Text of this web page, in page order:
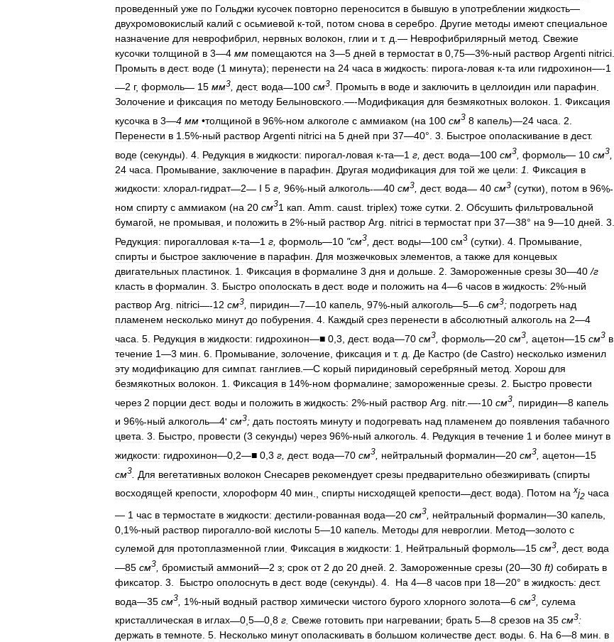
проведенный уже по Гольджи кусочек повторно переносится в бывшую в употреблении жидкость—
двухромовокислый калий с осьмиевой к-той потом снова в серебро Другие методы имеют специальное
назначение для неврофибрил нервных волокон глии и т. д .— Неврофибрилярный метод Свежие
кусочки толщиной в 3—4 мм помещаются на 3—5 дней в термостат в 0 75—3%-ный раствор Argenti nitrici
Промыть в дест. воде (1 минута); перенести на 24 часа в жидкость: пирога-ловая к-та или гидрохинон—-1
—2 г, формоль— 15 мм3, дест. вода—100 см3. Промыть в воде и заключить в целлоидин или парафин
Золочение и фиксация по методу Белыновского.—-Модификация для безмякотных волокон. 1. Фиксация
кусочка в 3—4 мм •толщиной в 96%-ном алкоголе с аммиаком (на 100 см3 8 капель)—24 часа 2
Перенести в 1 5%-ный раствор Argenti nitrici на 5 дней при 37—40°. 3 Быстрое ополаскивание в дест.
воде (секунды). 4 Редукция в жидкости: пирогал-ловая к-та—1 г дест. вода—100 см3 формоль— 10 см3
24 часа Промывание заключение в парафин Другая модификация для той же цели: 1 Фиксация в
жидкости: хлорал-гидрат—2— I 5 г 96%-ный алкоголь-—40 см3, дест. вода— 40 см3 (сутки), потом в 96%-
ном спирту с аммиаком (на 20 см31 кап Amm caust triplex) тоже сутки 2 Обсушить фильтровальной
бумагой
не промывая и положить в 2%-ный раствор Arg nitrici в термостат при 37—38° на 9—10 дней 3
Редукция: пирогалловая к-та—1 г формоль—10 "см3 дест. воды—100 см3 (сутки). 4 Промывание
спирты и быстрое заключение в парафин Для мозжечковых элементов а также для концевых
двигательных пластинок 1 Фиксация в формалине 3 дня и дольше 2 Замороженные срезы 30—40 /г
класть в формалин 3 Быстро ополоскать в дест. воде и положить на 4—6 часов в жидкость: 2%-ный
раствор Arg nitrici—-12 см3, пиридин—7—10 капель 97%-ный алкоголь—5—6 см3; подогреть над
пламенем несколько минут до побурения. 4. Каждый срез перенести в абсолютный алкоголь на 2—4
часа 5 Редукция в жидкости: гидрохинон—■ 0 3 дест. вода—70 см3 формоль—20 см3 ацетон—15 см3 в
течение 1—3 мин 6 Промывание золочение фиксация и т. д Де Кастро (de Castro) несколько изменил
эту модификацию для симпат. ганглиев .—С корый пиридиновый серебряный метод Хорош для
безмякотных волокон 1 Фиксация в 14%-ном формалине; замороженные срезы 2 Быстро провести
через 2 порции дест. воды и положить в жидкость: 2%-ный раствор Arg nitr.—-10 см3 пиридин—8 капель
и 96%-ный алкоголь—4' см3; дать постоять минуту и подогревать над пламенем до появления табачного
цвета. 3. Быстро, провести (3 секунды) через 96%-ный алкоголь. 4. Редукция в течение 1 и более минут в
жидкости: гидрохинон—0 2—■ 0 3 г дест. вода—70 см3 нейтральный формалин—20 см3 ацетон—15
см3 Для вегетативных волокон Снесарев рекомендует срезы предварительно обезжиривать (спирты
восходящей крепости хлороформ 40 мин спирты нисходящей крепости—дест. вода). Потом на xj2 часа
— 1 час в термостате в жидкости: дестили-рованная вода—20 см3 нейтральный формалин—30 капель
0 1%-ный раствор пирогалло-вой кислоты 5—10 капель Методы для невроглии Метод—золото с
сулемой для протоплазменной глии Фиксация в жидкости: 1 Нейтральный формоль—15 см3, дест. вода
—85 см3 бромистый аммоний—2 з; срок от 2 до 20 дней 2 Замороженные срезы (20—30 ft) собирать в
фиксатор 3 Быстро ополоснуть в дест. воде (секунды). 4 На 4—8 часов при 18—20° в жидкость: дест.
вода—35 см3 1%-ный водный раствор химически чистого бурого хлорного золота—6 см3
сулема
кристаллическая в иглах—0 5—0 8 г Свеже готовить при нагревании; брать 5—8 срезов на 35 см3:
держать в темноте. 5. Несколько минут ополаскивать в большом количестве дест. воды. 6. На 6—8 мин. в